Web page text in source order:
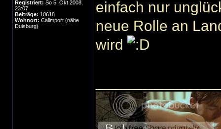
Registriert: So 5. Okt 2008,
23:07
Beiträge: 10618
Wohnort: Calimport (nähe
Duisburg)
einfach nur
neue Rolle an
wird